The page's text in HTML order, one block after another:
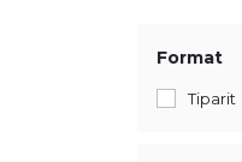
Format
Tiparit